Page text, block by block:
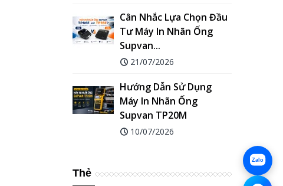
Cân Nhắc Lựa Chọn Đầu
Tư Máy In Nhãn Ống
Supvan...
21/07/2026
Hướng Dẫn Sử Dụng
Máy In Nhãn Ống
Supvan TP20M
10/07/2026
Thẻ
Zalo